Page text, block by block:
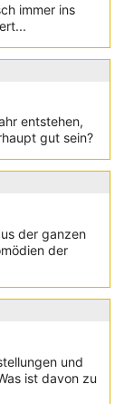
immer ins
entstehen,
gut sein?
der ganzen
der
und
ist davon zu